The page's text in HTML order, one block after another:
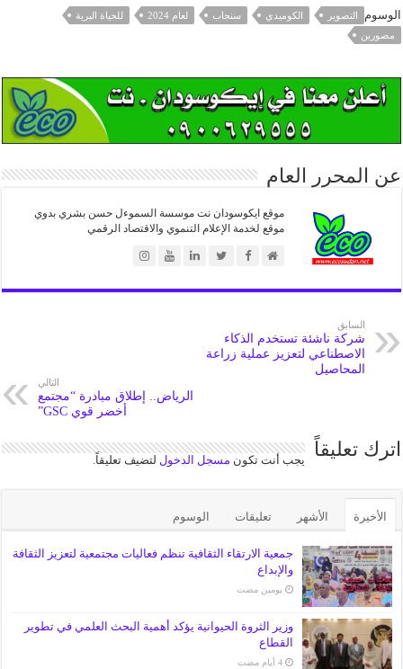
الوسوم التصوير الكوميدي سنجاب لعام 2024
للحياة البرية
مصورين
عن المحرر العام
موقع ايكوسودان نت موسسة السموءل حسن بشري بدوي
موقع لخدمة الإعلام التنموي والاقتصاد الرقمي
السابق
شركة ناشئة تستخدم الذكاء
الاصطناعي لتعزيز عملية زراعة
المحاصيل
التالي
الرياض.. إطلاق مبادرة “مجتمع
أخضر قوي GSC”
اترك تعليقاً يجب أنت تكون مسجل الدخول لتضيف تعليقاً.
الأخيرة الأشهر تعليقات الوسوم
جمعية الارتقاء الثقافية تنظم فعاليات مجتمعية لتعزيز الثقافة
والإبداع
‏يومين مضت
وزير الثروة الحيوانية يؤكد أهمية البحث العلمي في تطوير
القطاع
‏4 أيام مضت